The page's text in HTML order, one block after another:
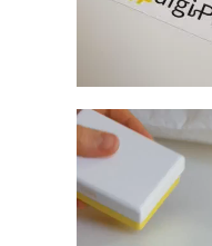
Video-
Player